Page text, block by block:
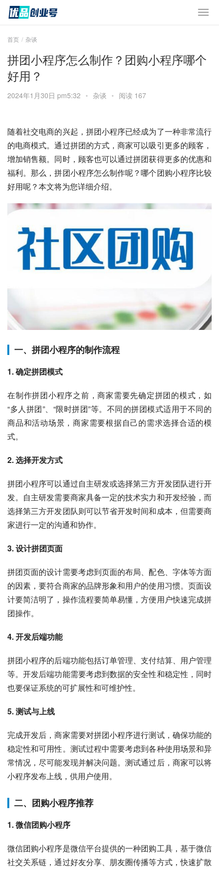
首页 杂谈
拼团小程序怎么制作？团购小程序哪个
好用？
2024年1月30日 pm5:32 • 杂谈 • 阅读 167
随着社交电商的兴起，拼团小程序已经成为了一种非常流行
的电商模式。通过拼团的方式，商家可以吸引更多的顾客，
增加销售额。同时，顾客也可以通过拼团获得更多的优惠和
福利。那么，拼团小程序怎么制作呢？哪个团购小程序比较
好用呢？本文将为您详细介绍。
一、拼团小程序的制作流程
1. 确定拼团模式
在制作拼团小程序之前，商家需要先确定拼团的模式，如
“多人拼团”、“限时拼团”等。不同的拼团模式适用于不同的
商品和活动场景，商家需要根据自己的需求选择合适的模
式。
2. 选择开发方式
拼团小程序可以通过自主研发或选择第三方开发团队进行开
发。自主研发需要商家具备一定的技术实力和开发经验，而
选择第三方开发团队则可以节省开发时间和成本，但需要商
家进行一定的沟通和协作。
3. 设计拼团页面
拼团页面的设计需要考虑到页面的布局、配色、字体等方面
的因素，要符合商家的品牌形象和用户的使用习惯。页面设
计要简洁明了，操作流程要简单易懂，方便用户快速完成拼
团操作。
4. 开发后端功能
拼团小程序的后端功能包括订单管理、支付结算、用户管理
等。开发后端功能需要考虑到数据的安全性和稳定性，同时
也要保证系统的可扩展性和可维护性。
5. 测试与上线
完成开发后，商家需要对拼团小程序进行测试，确保功能的
稳定性和可用性。测试过程中需要考虑到各种使用场景和异
常情况，尽可能发现并解决问题。测试通过后，商家可以将
小程序发布上线，供用户使用。
二、团购小程序推荐
1. 微信团购小程序
微信团购小程序是微信平台提供的一种团购工具，基于微信
社交关系链，通过好友分享、朋友圈传播等方式，快速扩散